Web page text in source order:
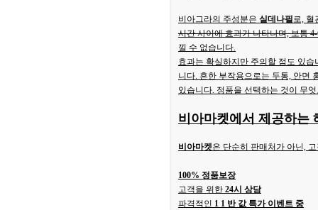
비아그라의 주성분은 실데나필 로, 혈
시간 사이에 효과가 나타나며, 보통 4-
낄 수 없습니다.
효과는 확실하지만 주의할 점도 있
니다. 흔한 부작용으로는 두통, 안면
있습니다. 정품을 선택하는 것이 무
비아마켓에서 제공하는
비아마켓은 단순히 판매처가 아닌,
100% 정품보장
고객을 위한 24시 상담
파격적인 1 1 반 값 특가 이벤트 중